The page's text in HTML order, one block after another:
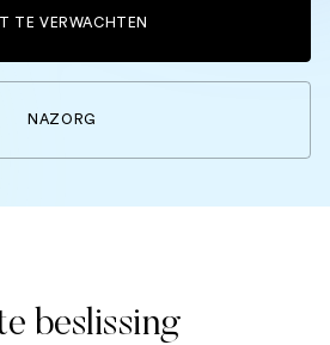
TE VERWACHTEN
NAZORG
beslissing